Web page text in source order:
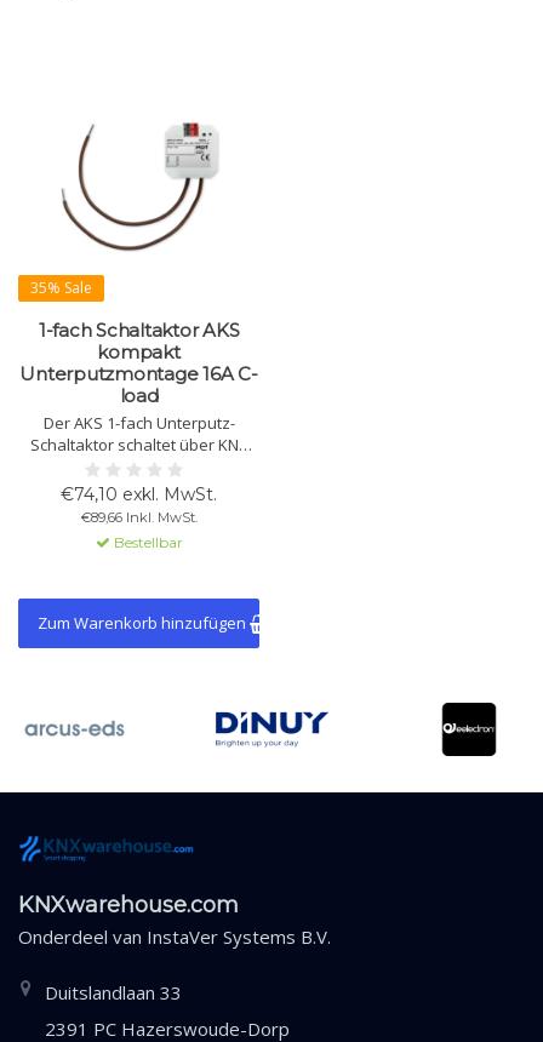
35% Sale
1-fach Schaltaktor AKS
kompakt
Unterputzmontage 16A C-
load
Der AKS 1-fach Unterputz-
Schaltaktor schaltet über KNX
bis zu 16 A bei 230 V AC.
Programmierbare Funktionen,
Logik und Zeitsteuerungen sind
über ETS verfügbar. Erhältlich in
1- und 2-fach Ausführungen.
€74,10 exkl. MwSt.
€89,66 Inkl. MwSt.
Bestellbar
Zum Warenkorb hinzufügen
KNXwarehouse.com
Onderdeel van InstaVer Systems B.V.
Duitslandlaan 33
2391 PC Hazerswoude-Dorp